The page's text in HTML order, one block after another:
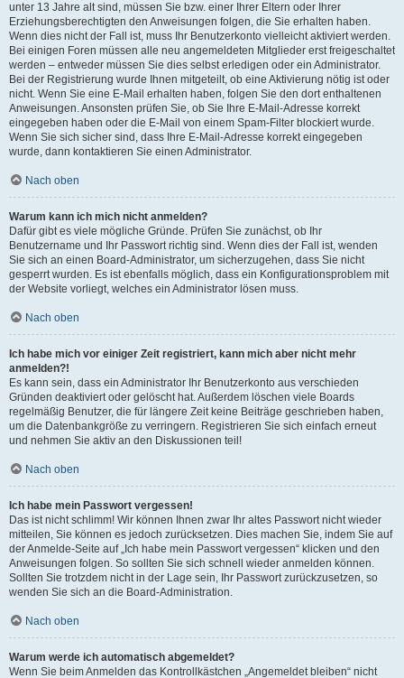
unter 13 Jahre alt sind, müssen Sie bzw. einer Ihrer Eltern oder Ihrer
Erziehungsberechtigten den Anweisungen folgen, die Sie erhalten haben.
Wenn dies nicht der Fall ist, muss Ihr Benutzerkonto vielleicht aktiviert werden.
Bei einigen Foren müssen alle neu angemeldeten Mitglieder erst freigeschaltet
werden – entweder müssen Sie dies selbst erledigen oder ein Administrator.
Bei der Registrierung wurde Ihnen mitgeteilt, ob eine Aktivierung nötig ist oder
nicht. Wenn Sie eine E-Mail erhalten haben, folgen Sie den dort enthaltenen
Anweisungen. Ansonsten prüfen Sie, ob Sie Ihre E-Mail-Adresse korrekt
eingegeben haben oder die E-Mail von einem Spam-Filter blockiert wurde.
Wenn Sie sich sicher sind, dass Ihre E-Mail-Adresse korrekt eingegeben
wurde, dann kontaktieren Sie einen Administrator.
Nach oben
Warum kann ich mich nicht anmelden?
Dafür gibt es viele mögliche Gründe. Prüfen Sie zunächst, ob Ihr
Benutzername und Ihr Passwort richtig sind. Wenn dies der Fall ist, wenden
Sie sich an einen Board-Administrator, um sicherzugehen, dass Sie nicht
gesperrt wurden. Es ist ebenfalls möglich, dass ein Konfigurationsproblem mit
der Website vorliegt, welches ein Administrator lösen muss.
Nach oben
Ich habe mich vor einiger Zeit registriert, kann mich aber nicht mehr
anmelden?!
Es kann sein, dass ein Administrator Ihr Benutzerkonto aus verschieden
Gründen deaktiviert oder gelöscht hat. Außerdem löschen viele Boards
regelmäßig Benutzer, die für längere Zeit keine Beiträge geschrieben haben,
um die Datenbankgröße zu verringern. Registrieren Sie sich einfach erneut
und nehmen Sie aktiv an den Diskussionen teil!
Nach oben
Ich habe mein Passwort vergessen!
Das ist nicht schlimm! Wir können Ihnen zwar Ihr altes Passwort nicht wieder
mitteilen, Sie können es jedoch zurücksetzen. Dies machen Sie, indem Sie auf
der Anmelde-Seite auf „Ich habe mein Passwort vergessen“ klicken und den
Anweisungen folgen. So sollten Sie sich schnell wieder anmelden können.
Sollten Sie trotzdem nicht in der Lage sein, Ihr Passwort zurückzusetzen, so
wenden Sie sich an die Board-Administration.
Nach oben
Warum werde ich automatisch abgemeldet?
Wenn Sie beim Anmelden das Kontrollkästchen „Angemeldet bleiben“ nicht